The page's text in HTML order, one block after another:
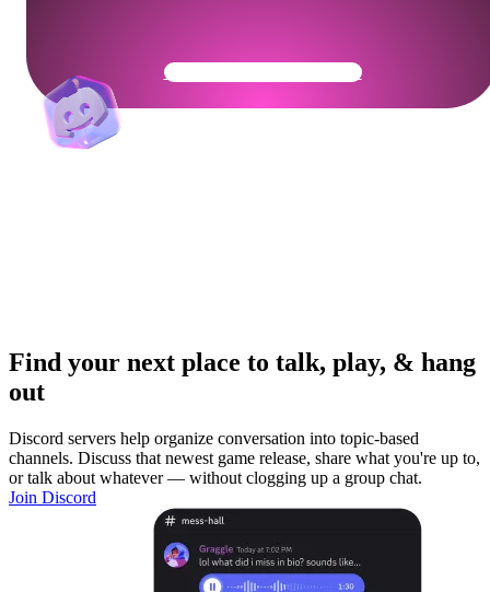
Get Your Community Ready
Find your next place to talk, play, & hang
out
Discord servers help organize conversation into topic-based
channels. Discuss that newest game release, share what you're up to,
or talk about whatever — without clogging up a group chat.
Join Discord